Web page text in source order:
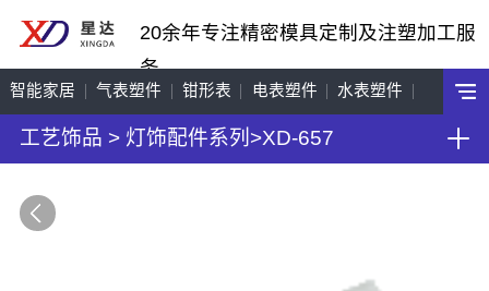
20余年专注精密模具定制及注塑加工服
务
智能家居 气表塑件 钳形表 电表塑件 水表塑件
工艺饰品 机车配件
工艺饰品 > 灯饰配件系列 >XD-657